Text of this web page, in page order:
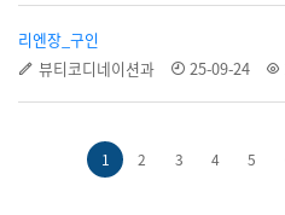
리엔장_구인
뷰티코디네이션과
25-09-24
1 2 3 4 5